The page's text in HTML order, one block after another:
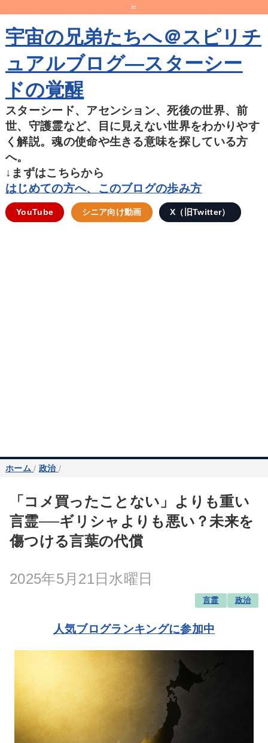
=
宇宙の兄弟たちへ＠スピリチ
ュアルブログ―スターシー
ドの覚醒
スターシード、アセンション、死後の世界、前
世、守護霊など、目に見えない世界をわかりやす
く解説。魂の使命や生きる意味を探している方
へ。
↓まずはこちらから
はじめての方へ、このブログの歩み方
YouTube シニア向け動画 X（旧Twitter）
ホーム / 政治 /
「コメ買ったことない」よりも重い
言霊──ギリシャよりも悪い？未来を
傷つける言葉の代償
2025年5月21日水曜日
言霊 政治
人気ブログランキングに参加中